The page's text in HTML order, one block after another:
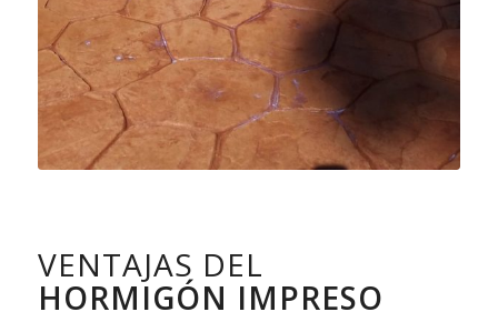
VENTAJAS DEL
HORMIGÓN IMPRESO